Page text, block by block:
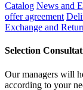
Catalog News and
offer agreement
Exchange and
Selection
Our managers will
according to your